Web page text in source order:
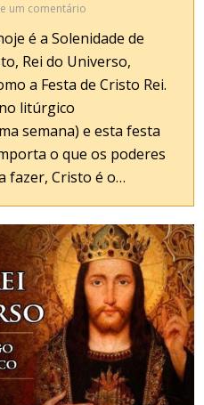
um comentário
é a Solenidade de
Rei do Universo,
a Festa de Cristo Rei.
litúrgico
semana) e esta festa
o que os poderes
fazer, Cristo é o…